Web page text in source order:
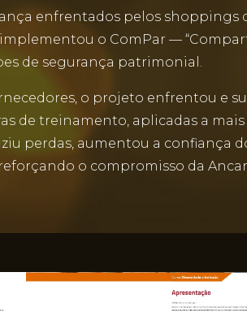
enfrentados pelos shoppings
o ComPar —
de segurança patrimonial.
o projeto enfrentou e
de treinamento, aplicadas a
perdas, aumentou a confiança
o compromisso da